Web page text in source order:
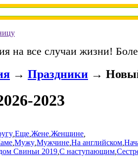
на все случаи жизни!
→ Праздники →
2023
Еще Жене Женщине
Мужу Мужчине На английском
Свиньи 2019 С наступающим